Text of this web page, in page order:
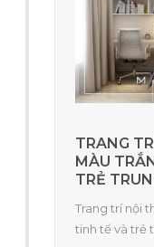
TRANG
MÀU
TRẺ
Trang trí nội
tinh tế và trẻ